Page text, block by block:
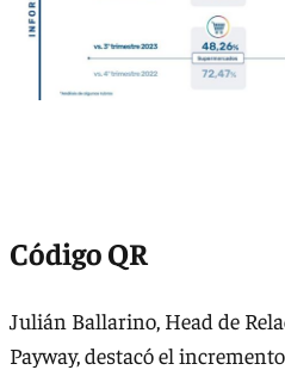
Código QR
Julián Ballarino, Head de
Payway, destacó el